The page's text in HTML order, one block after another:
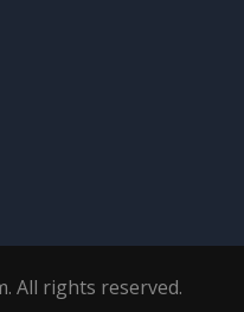
All rights reserved.